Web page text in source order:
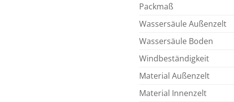
Packmaß
Wassersäule Außenzelt
Wassersäule Boden
Windbeständigkeit
Material Außenzelt
Material Innenzelt